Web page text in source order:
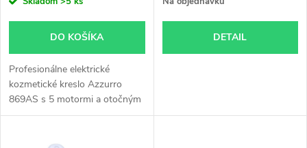
r
o
d
r
d
u
DO KOŠÍKA
Profesionálne elektrické
kozmetické kreslo Azzurro
869AS s 5 motormi a otočným
sedadlom o 180° je ideálne na
DETAIL